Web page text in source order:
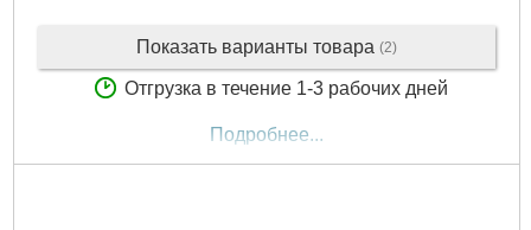
Показать варианты товара (2)
Отгрузка в течение 1-3 рабочих дней
Подробнее...